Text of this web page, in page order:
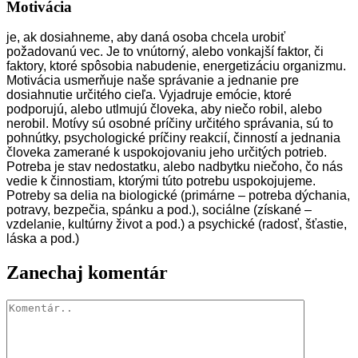
Motivácia
je, ak dosiahneme, aby daná osoba chcela urobiť
požadovanú vec. Je to vnútorný, alebo vonkajší faktor, či
faktory, ktoré spôsobia nabudenie, energetizáciu organizmu.
Motivácia usmerňuje naše správanie a jednanie pre
dosiahnutie určitého cieľa. Vyjadruje emócie, ktoré
podporujú, alebo utlmujú človeka, aby niečo robil, alebo
nerobil. Motívy sú osobné príčiny určitého správania, sú to
pohnútky, psychologické príčiny reakcií, činností a jednania
človeka zamerané k uspokojovaniu jeho určitých potrieb.
Potreba je stav nedostatku, alebo nadbytku niečoho, čo nás
vedie k činnostiam, ktorými túto potrebu uspokojujeme.
Potreby sa delia na biologické (primárne – potreba dýchania,
potravy, bezpečia, spánku a pod.), sociálne (získané –
vzdelanie, kultúrny život a pod.) a psychické (radosť, šťastie,
láska a pod.)
Zanechaj komentár
Komentár